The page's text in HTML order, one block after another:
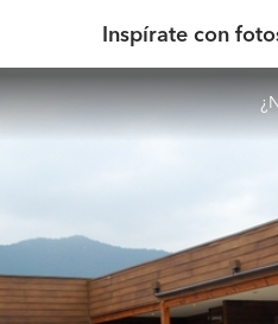
Inspírate con